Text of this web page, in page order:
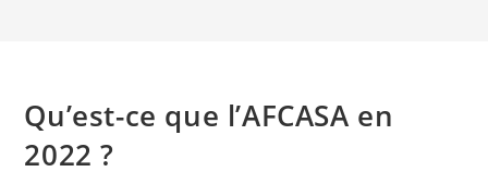
Qu’est-ce que l’AFCASA en
2022 ?